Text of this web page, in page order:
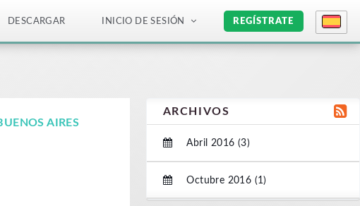
DESCARGAR INICIO DE SESIÓN REGÍSTRATE
AIRES
ARCHIVOS
Abril 2016 (3)
Octubre 2016 (1)